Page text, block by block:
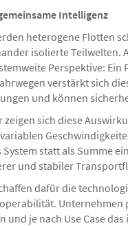
Intelligenz
heterogene Flotten
isolierte
Perspektive:
verstärkt sich
und können
sich diese
statt als Summe
und stabiler
dafür die
je nach Use Case